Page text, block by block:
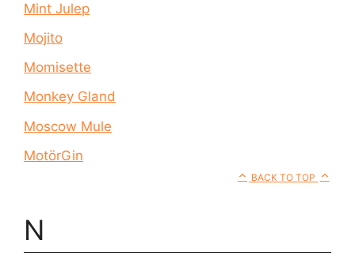
Mint Julep
Mojito
Momisette
Monkey Gland
Moscow Mule
MotörGin
BACK TO TOP
N